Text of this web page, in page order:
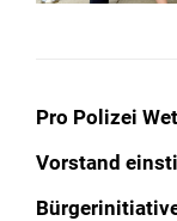
Pro Polizei
Vorstand